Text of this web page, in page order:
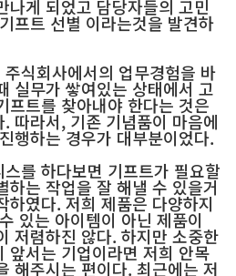
나게 되었고 담당자들의 고민
프트 선별 이라는것을 발견하
식회사에서의 업무경험을 바
실무가 쌓여있는 상태에서 고
프트를 찾아내야 한다는 것은
따라서, 기존 기념품이 마음에
행하는 경우가 대부분이었다.
를 하다보면 기프트가 필요할
하는 작업을 잘 해낼 수 있을거
하였다. 저희 제품은 다양하지
있는 아이템이 아닌 제품이
저렴하진 않다. 하지만 소중한
앞서는 기업이라면 저희 안목
해주시는 편이다. 최근에는 저